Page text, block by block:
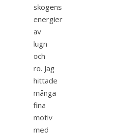
skogens
energier
av
lugn
och
ro. Jag
hittade
många
fina
motiv
med